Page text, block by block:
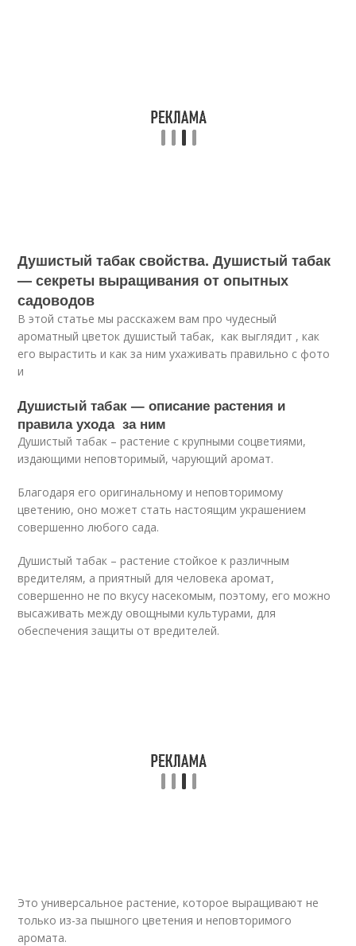
Душистый табак свойства. Душистый табак
— секреты выращивания от опытных
садоводов
В этой статье мы расскажем вам про чудесный
ароматный цветок душистый табак, как выглядит , как
его вырастить и как за ним ухаживать правильно с фото
и
Душистый табак — описание растения и
правила ухода за ним
Душистый табак – растение с крупными соцветиями,
издающими неповторимый, чарующий аромат.
Благодаря его оригинальному и неповторимому
цветению, оно может стать настоящим украшением
совершенно любого сада.
Душистый табак – растение стойкое к различным
вредителям, а приятный для человека аромат,
совершенно не по вкусу насекомым, поэтому, его можно
высаживать между овощными культурами, для
обеспечения защиты от вредителей.
Это универсальное растение, которое выращивают не
только из-за пышного цветения и неповторимого
аромата.